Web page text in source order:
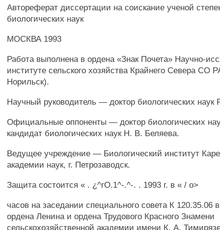
Автореферат диссертации на соискание ученой
биологических наук
МОСКВА 1993
Работа выполнена в ордена «Знак Почета» Научно-
институте сельского хозяйства Крайнего Севера СО
Норильск).
Научный руководитель — доктор биологических наук
Официальные оппоненты — доктор биологических
кандидат биологических наук Н. В. Беляева.
Ведущее учреждение — Биологический институт
академии наук, г. Петрозаводск.
Защита состоится « . ¿^гО.1^-.^-. . 1993 г. в « / о>
часов на заседании специального совета К 120.35.06
ордена Ленина и ордена Трудового Красного Знамени
сельскохозяйственной академии имени К. А.